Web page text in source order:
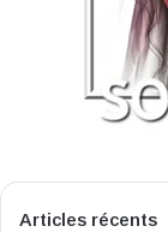
Articles récents